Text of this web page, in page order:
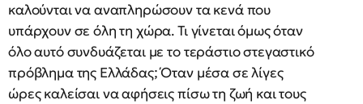
καλούνται να αναπληρώσουν τα κενά που
υπάρχουν σε όλη τη χώρα. Τι γίνεται όμως όταν
όλο αυτό συνδυάζεται με το τεράστιο στεγαστικό
πρόβλημα της Ελλάδας; Όταν μέσα σε λίγες
ώρες καλείσαι να αφήσεις πίσω τη ζωή και τους